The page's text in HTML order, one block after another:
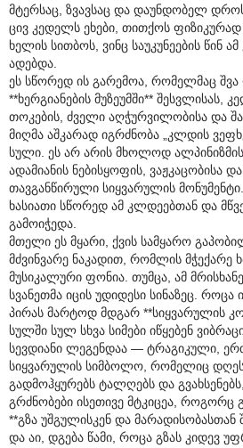
მტერსაც, ზვავსაც და დაუნდობელ
ცივ კედელს ეხები, თითქოს ფიზიკურად
ხელის სითბოს, ვინც საუკუნეების წინ
ადებდა.
ეს სწორედ ის გარემოა, რომელმაც შვა
**ხერგიანების მუზეუმში** შესვლისას,
თოკების, ძველი აღჭურვილობისა და
მიღმა აშკარად იგრძნობა „კლდის
სული. ეს არ არის მხოლოდ ალპინიზმის
ადამიანის ნებისყოფის, ვაჟკაცობისა
თავგანწირული სიყვარულის
ხასიათი სწორედ ამ კლდეებთან და
გამოიჭედა.
მთელი ეს მყარი, ქვის სამყარო
მძვინვარე ნაკადით, რომლის მჭექარე
მუსიკალური ფონია. თუმცა, ამ
სვანეთმა იცის უდიდესი სინაზეც.
პირას მარტოდ მდგარ **სიყვარულის
სულში სულ სხვა სიმები იწყებენ
სევდიანი ლეგენდაა — ტრაგიკული,
სიყვარულის სიმბოლო, რომელიც
გადმოჰყურებს ტალღებს და
გრძნობები ისეთივე მტკიცეა, როგორც
**გზა უშგულისკენ და მარადისობასთან
და აი, დგება წამი, როცა გზას კიდევ